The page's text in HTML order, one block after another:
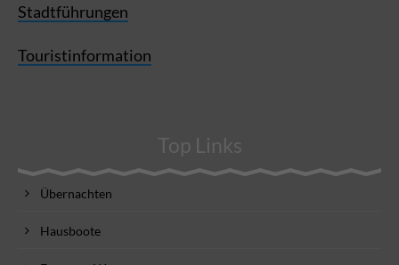
Stadtführungen
Touristinformation
Top Links
Übernachten
Hausboote